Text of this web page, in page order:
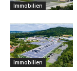
Immobilien
Immobilien